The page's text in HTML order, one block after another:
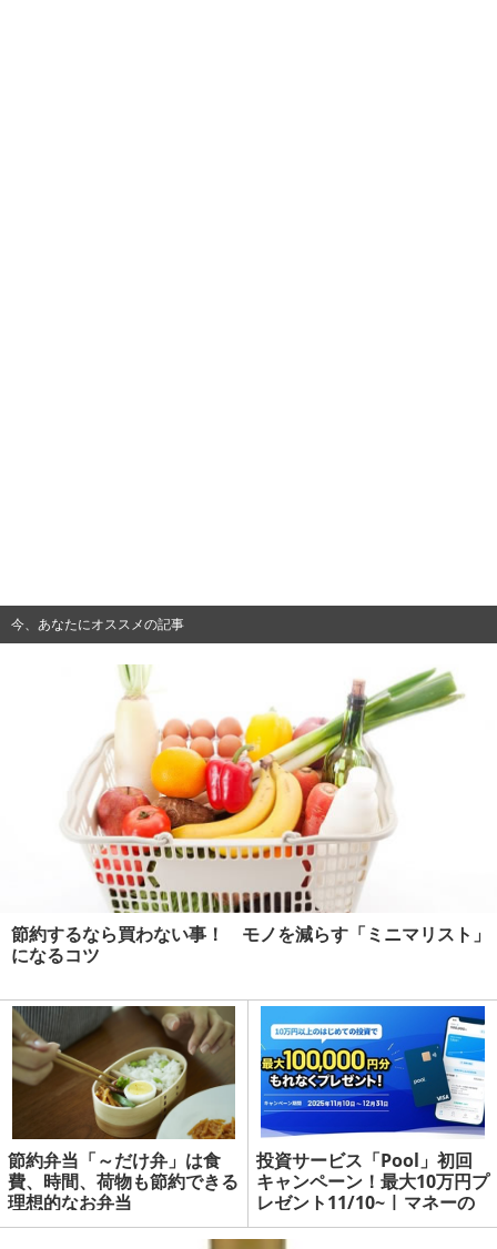
今、あなたにオススメの記事
節約するなら買わない事！ モノを減らす「ミニマリスト」
になるコツ
節約弁当「～だけ弁」は食
費、時間、荷物も節約できる
理想的なお弁当
投資サービス「Pool」初回
キャンペーン！最大10万円プ
レゼント11/10~ | マネーの
達人